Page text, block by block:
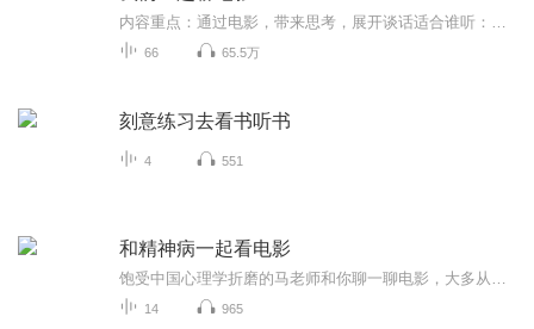
66 65.5万
刻意练习去看书听书
4 551
和精神病一起看电影
14 965